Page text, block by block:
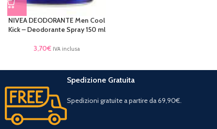
NIVEA DEODORANTE Men Cool
Kick – Deodorante Spray 150 ml
3,70€ IVA inclusa
Spedizione Gratuita
Spedizioni gratuite a partire da 69,90€.